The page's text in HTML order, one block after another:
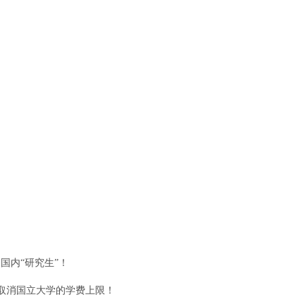
内“研究生”！
国立大学的学费上限！